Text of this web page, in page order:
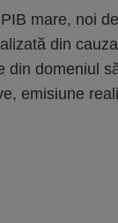
mare, noi
din
din domeniul
emisiune